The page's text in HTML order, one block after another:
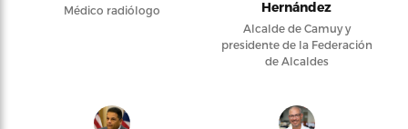
Médico radiólogo Hernández
Alcalde de Camuy y
presidente de la Federación
de Alcaldes